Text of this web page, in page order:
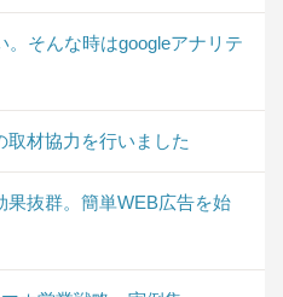
。そんな時はgoogleアナリテ
取材協力を行いました
果抜群。簡単WEB広告を始